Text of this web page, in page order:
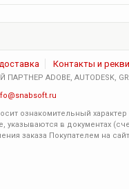
Контакты и
ADOBE, AUTODESK,
ознакомительный
указываются в документах
заказа Покупателем на